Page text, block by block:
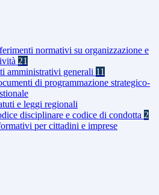
normativi su organizzazione e
21
amministrativi generali 11
di programmazione strategico-
e leggi regionali
disciplinare e codice di condotta 2
per cittadini e imprese